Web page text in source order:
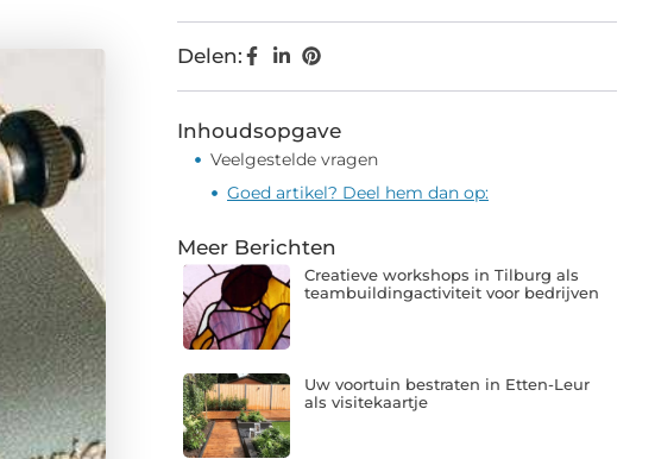
Delen:
Inhoudsopgave
Veelgestelde vragen
Goed artikel? Deel hem dan op:
Meer Berichten
Creatieve workshops in Tilburg als
teambuildingactiviteit voor bedrijven
Uw voortuin bestraten in Etten-Leur
als visitekaartje